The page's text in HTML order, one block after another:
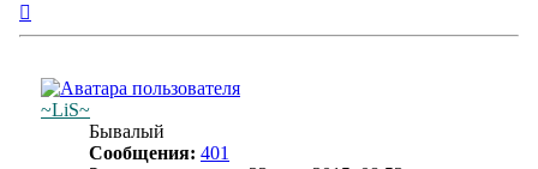
~LiS~
Бывалый
Сообщения: 401